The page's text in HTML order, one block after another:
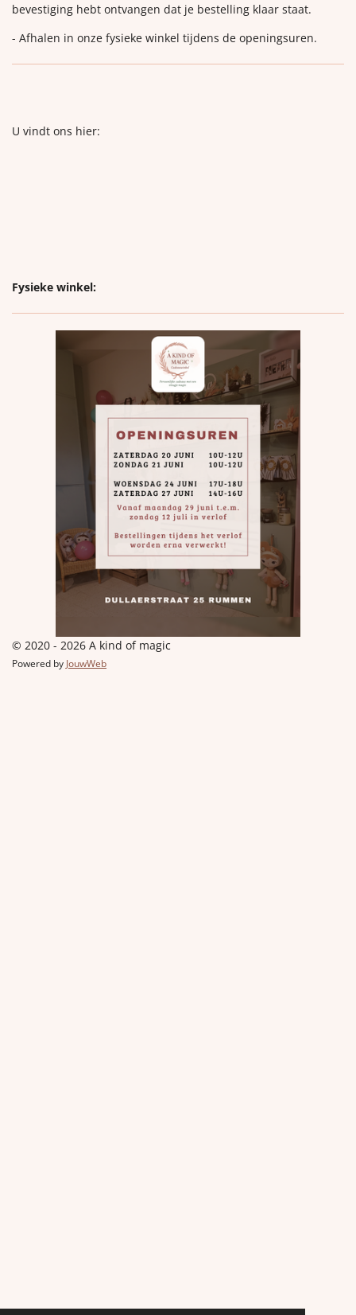
bevestiging hebt ontvangen dat je bestelling klaar staat.
- Afhalen in onze fysieke winkel tijdens de openingsuren.
U vindt ons hier:
Fysieke winkel:
© 2020 - 2026 A kind of magic
Powered by JouwWeb